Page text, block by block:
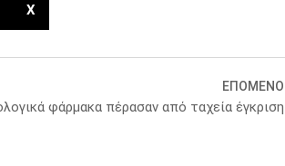
X
ΕΠΟΜΕΝΟ
φάρμακα πέρασαν από ταχεία έγκριση